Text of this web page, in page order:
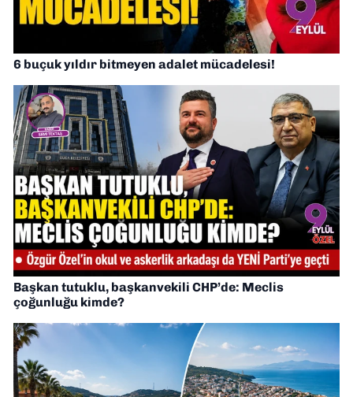
6 buçuk yıldır bitmeyen adalet mücadelesi!
Başkan tutuklu, başkanvekili CHP’de: Meclis
çoğunluğu kimde?